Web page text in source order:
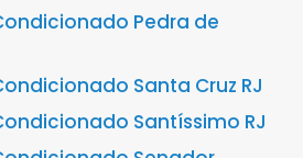
Pedra de
Santa Cruz RJ
Santíssimo RJ